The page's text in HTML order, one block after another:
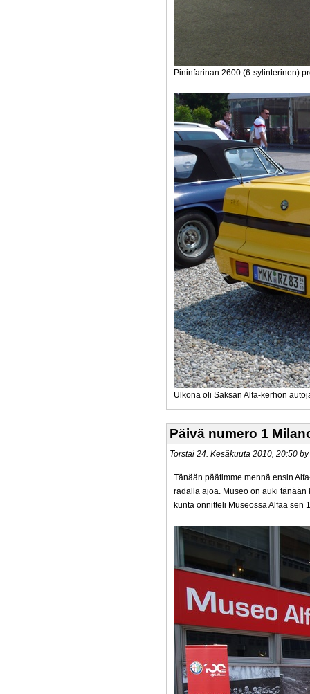
Pininfarinan 2600 (6-sylinterinen)
Ulkona oli Saksan Alfa-kerhon
Päivä numero 1
Torstai 24. Kesäkuuta 2010, 20:50
Tänään päätimme mennä ensin
radalla ajoa. Museo on auki
kunta onnitteli Museossa Alfaa sen